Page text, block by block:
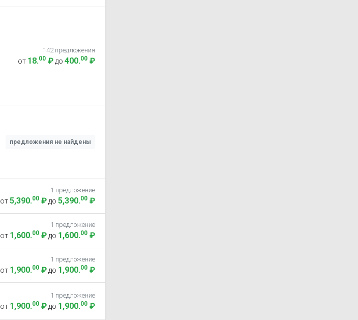
142 предложения
от 18.00 ₽ до 400.00 ₽
предложения не найдены
1 предложение
от5,390.00 ₽ до 5,390.00 ₽
1 предложение
от 1,600.00 ₽ до 1,600.00 ₽
1 предложение
от 1,900.00 ₽ до 1,900.00 ₽
1 предложение
от 1,900.00 ₽ до 1,900.00 ₽